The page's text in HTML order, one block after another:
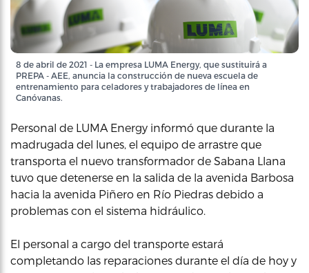
8 de abril de 2021 - La empresa LUMA Energy, que sustituirá a
PREPA - AEE, anuncia la construcción de nueva escuela de
entrenamiento para celadores y trabajadores de línea en
Canóvanas.
Personal de LUMA Energy informó que durante la
madrugada del lunes, el equipo de arrastre que
transporta el nuevo transformador de Sabana Llana
tuvo que detenerse en la salida de la avenida Barbosa
hacia la avenida Piñero en Río Piedras debido a
problemas con el sistema hidráulico.
El personal a cargo del transporte estará
completando las reparaciones durante el día de hoy y